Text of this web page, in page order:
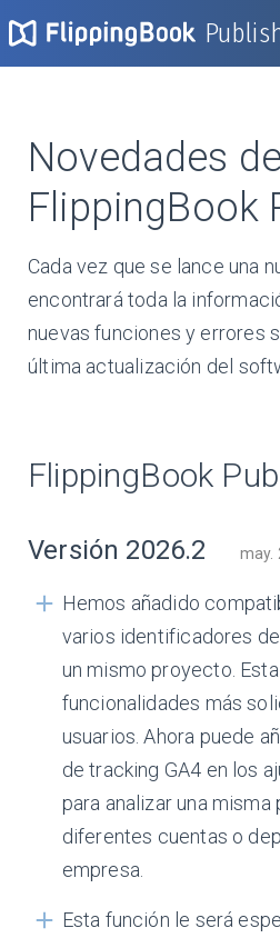
Novedades de
FlippingBook
Cada vez que se lance una
encontrará toda la
nuevas funciones y errores
última actualización del
FlippingBook
Versión 2026.2 may.
Hemos añadido
varios identificadores
un mismo proyecto.
funcionalidades más
usuarios. Ahora puede
de tracking GA4 en los
para analizar una
diferentes cuentas o
empresa.
Esta función le será